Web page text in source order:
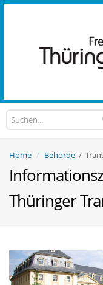
Home Behörde /
Thüringer